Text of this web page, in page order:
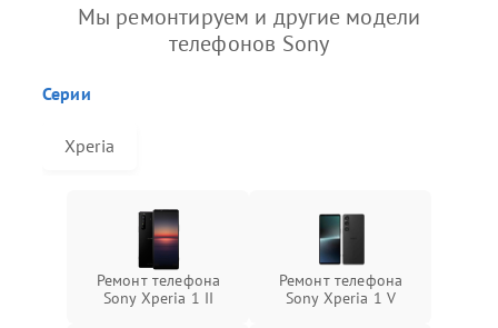
Мы ремонтируем и другие модели
телефонов Sony
Серии
Xperia
Ремонт телефона
Sony Xperia 1 II
Ремонт телефона
Sony Xperia 1 V